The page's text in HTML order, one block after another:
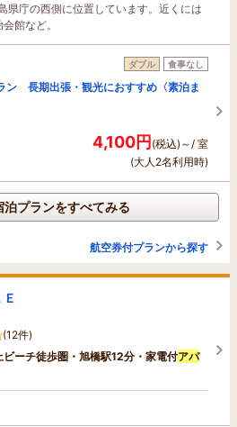
県庁の西側に位置しています。近くには
館など。
ダブル 食事なし
ン 長期出張・観光におすすめ〈素泊ま
4,100円(税込)～/ 室
(大人2名利用時)
泊プランをすべてみる
航空券付プランから探す
(12件)
ビーチ徒歩圏・旭橋駅12分・家電付アパ